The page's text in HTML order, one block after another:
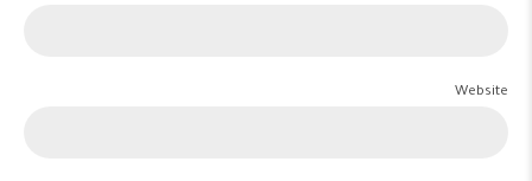
Website